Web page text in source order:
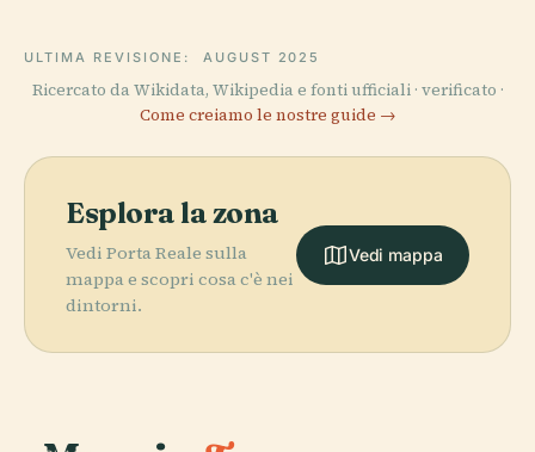
ULTIMA REVISIONE: AUGUST 2025
Ricercato da Wikidata, Wikipedia e fonti ufficiali · verificato ·
Come creiamo le nostre guide →
Esplora la zona
Vedi Porta Reale sulla
mappa e scopri cosa c'è nei
dintorni.
Vedi mappa